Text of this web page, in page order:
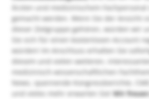
Ärzten und medizinischem Fachpersonal
gemacht werden. Wenn Sie der Ansicht
dieser Zielgruppe gehören, würden wir
Sie sich für einen kostenlosen Account
würden! Im Anschluss erhalten Sie
diesem und vielen weiteren,
medizinisch-wissenschaftlichen
News, spannende Kongressberichte,
und vieles mehr erwarten Sie!Wir